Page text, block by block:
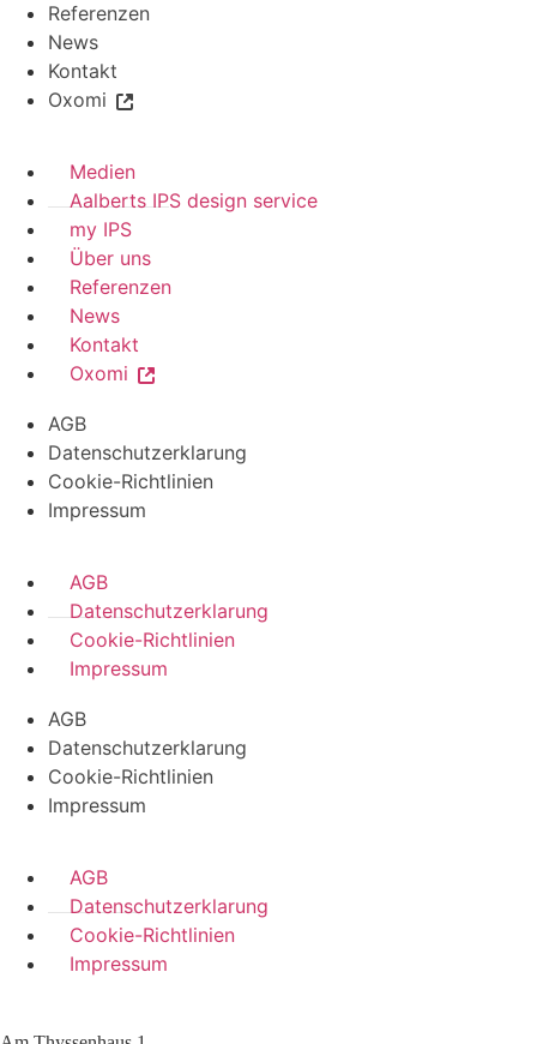
Referenzen
News
Kontakt
Oxomi
Medien
Aalberts IPS design service
my IPS
Über uns
Referenzen
News
Kontakt
Oxomi
AGB
Datenschutzerklarung
Cookie-Richtlinien
Impressum
AGB
Datenschutzerklarung
Cookie-Richtlinien
Impressum
AGB
Datenschutzerklarung
Cookie-Richtlinien
Impressum
AGB
Datenschutzerklarung
Cookie-Richtlinien
Impressum